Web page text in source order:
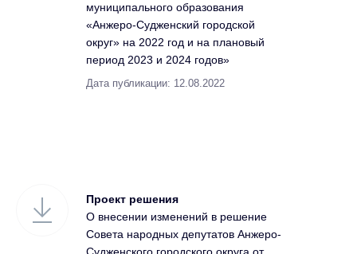
муниципального образования
«Анжеро-Судженский городской
округ» на 2022 год и на плановый
период 2023 и 2024 годов»
Дата публикации: 12.08.2022
Проект решения
О внесении изменений в решение
Совета народных депутатов Анжеро-